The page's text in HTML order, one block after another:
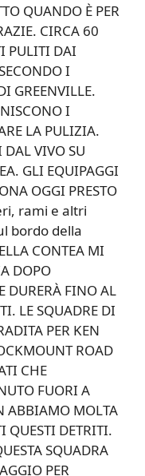
QUANDO È PER
CIRCA 60
PULITI DAI
I
GREENVILLE.
I
LA PULIZIA.
DAL VIVO SU
GLI EQUIPAGGI
OGGI PRESTO
rami e altri
bordo della
CONTEA MI
DOPO
DURERÀ FINO AL
LE SQUADRE DI
PER KEN
ROAD
CHE
FUORI A
ABBIAMO MOLTA
QUESTI DETRITI.
SQUADRA
PER